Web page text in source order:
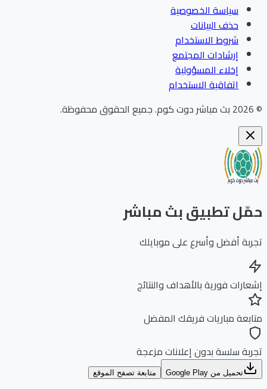
سياسة الخصوصية
حذف البيانات
شروط الاستخدام
إرشادات المجتمع
إخلاء المسؤولية
اتفاقية الاستخدام
بث مباشر دوت كوم.جميع الحقوق محفوظة.
تطبيق بث مباشر
أفضل وأسرع على موبايلك
فورية بالأهداف والنتائج
مباريات فريقك المفضل
سلسة بدون إعلانات مزعجة
تحميل من Google Play متابعة تصفح الموقع